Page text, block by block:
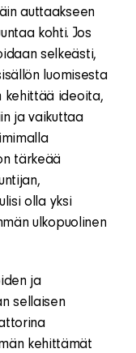
auttaakseen
kohti. Jos
selkeästi,
luomisesta
kehittää ideoita,
ja vaikuttaa
tärkeää
olla yksi
ulkopuolinen
ja
sellaisen
kehittämät